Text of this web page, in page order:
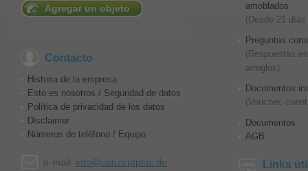
Agregar un objeto
Contacto
Historia de la empresa
Esto es nosotros / Seguridad de datos
Política de privacidad de los datos
Disclaimer
Números de teléfono / Equipo
e-mail: info@conzeptplus.de
amoblados
(Desde 21
Preguntas
(Respuestas
arreglos)
Documentos
(Voucher,
Documentos
AGB
Links